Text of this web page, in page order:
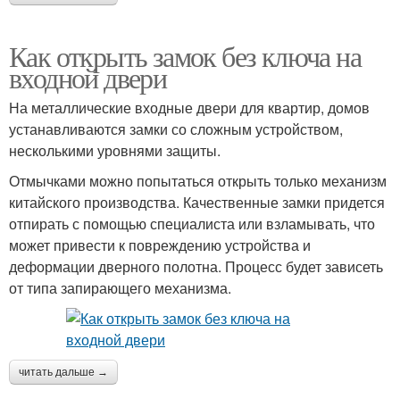
Как открыть замок без ключа на
входной двери
На металлические входные двери для квартир, домов
устанавливаются замки со сложным устройством,
несколькими уровнями защиты.
Отмычками можно попытаться открыть только механизм
китайского производства. Качественные замки придется
отпирать с помощью специалиста или взламывать, что
может привести к повреждению устройства и
деформации дверного полотна. Процесс будет зависеть
от типа запирающего механизма.
читать дальше →